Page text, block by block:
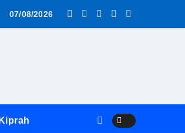
Surabaya Diwarnai Penolakan dan
07/08/2026